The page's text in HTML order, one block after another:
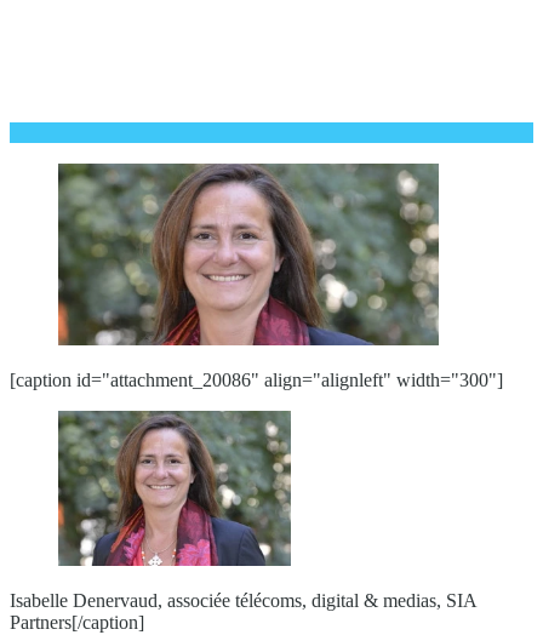
[caption id="attachment_20086" align="alignleft" width="300"]
Isabelle Denervaud, associée télécoms, digital & medias, SIA
Partners[/caption]